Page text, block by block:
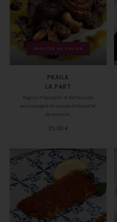
AJOUTER AU PANIER
PKAILA
LA PART
Ragout d'épinards et de haricots
accompagné de viande de boeuf et
de semoule.
25,00 €